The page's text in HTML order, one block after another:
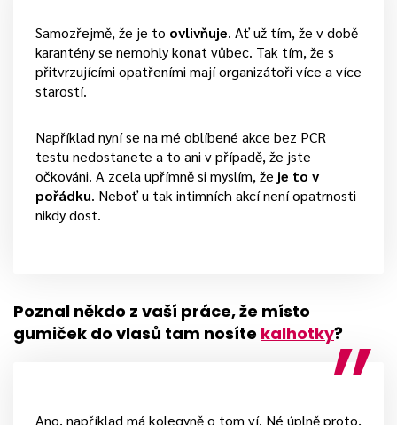
Samozřejmě, že je to ovlivňuje. Ať už tím, že v době
karantény se nemohly konat vůbec. Tak tím, že s
přitvrzujícími opatřeními mají organizátoři více a více
starostí.
Například nyní se na mé oblíbené akce bez PCR
testu nedostanete a to ani v případě, že jste
očkováni. A zcela upřímně si myslím, že je to v
pořádku. Neboť u tak intimních akcí není opatrnosti
nikdy dost.
Poznal někdo z vaší práce, že místo
gumiček do vlasů tam nosíte kalhotky?
Ano, například má kolegyně o tom ví. Né úplně proto,